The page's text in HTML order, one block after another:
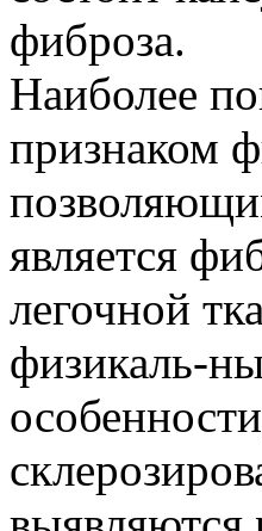
фиброза.
Наиболее
признаком
является
легочной
физикаль-